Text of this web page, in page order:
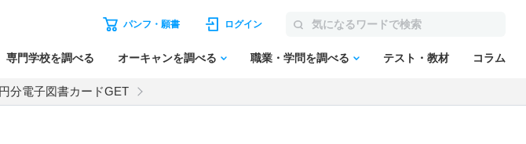
パンフ・願書 ログイン
専門学校を調べる オーキャンを調べる 職業・学問を調べる テスト・教材 コラム
分電子図書カードGET